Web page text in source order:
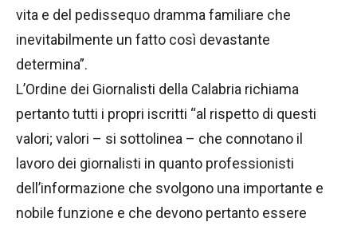
vita e del pedissequo dramma familiare che
inevitabilmente un fatto così devastante
determina”.
L’Ordine dei Giornalisti della Calabria richiama
pertanto tutti i propri iscritti “al rispetto di questi
valori; valori – si sottolinea – che connotano il
lavoro dei giornalisti in quanto professionisti
dell’informazione che svolgono una importante e
nobile funzione e che devono pertanto essere